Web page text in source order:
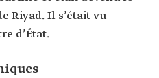
Riyad. Il s’était vu
d’État.